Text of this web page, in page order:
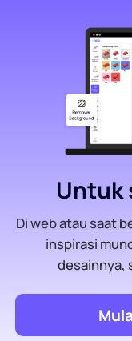
Untuk
Di web atau saat
inspirasi
desainnya,